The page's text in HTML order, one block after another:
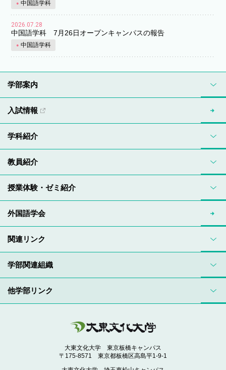
中国語学科
2026.07.28
中国語学科 7月26日オープンキャンパスの報告
中国語学科
学部関連組織
他学部リンク
大東文化大学 東京板橋キャンパス
〒175-8571 東京都板橋区高島平1-9-1
学部案内
入試情報
学科紹介
教員紹介
授業体験・ゼミ紹介
外国語学会
関連リンク